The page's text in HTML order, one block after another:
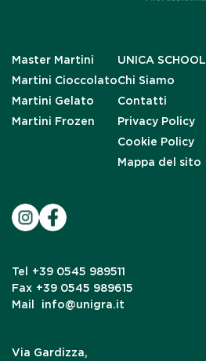
Master Martini
Martini Cioccolato
Martini Gelato
Martini Frozen
UNICA SCHOOL
Chi Siamo
Contatti
Privacy Policy
Cookie Policy
Mappa del sito
Tel
+39 0545 989511
Fax +39 0545 989615
Mail
info@unigra.it
Via Gardizza,